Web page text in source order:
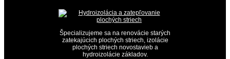
Špecializujeme sa na renovácie starých
zatekajúcich plochých striech, izolácie
plochých striech novostavieb a
hydroizolácie základov.